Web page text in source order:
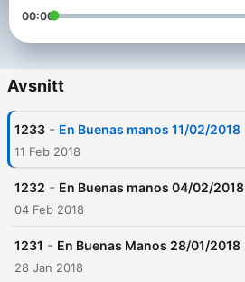
00:00
Avsnitt
1233 - En Buenas manos 11/02/2018
11 Feb 2018
1232 - En Buenas manos 04/02/2018
04 Feb 2018
1231 - En Buenas Manos 28/01/2018
28 Jan 2018